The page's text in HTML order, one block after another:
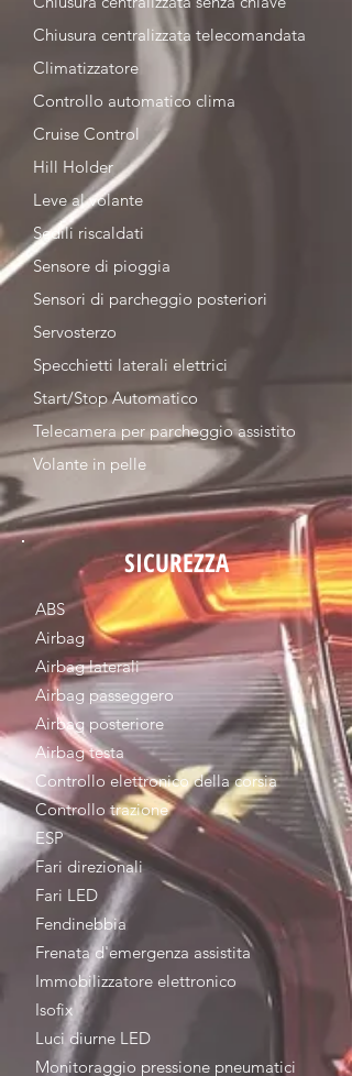
Chiusura centralizzata telecomandata
Climatizzatore
Controllo automatico clima
Cruise Control
Hill Holder
Leve al volante
Sedili riscaldati
Sensore di pioggia
Sensori di parcheggio posteriori
Servosterzo
Specchietti laterali elettrici
Start/Stop Automatico
Telecamera per parcheggio assistito
Volante in pelle
SICUREZZA
ABS
Airbag
Airbag laterali
Airbag passeggero
Airbag posteriore
Airbag testa
Controllo elettronico della corsia
Controllo trazione
ESP
Fari direzionali
Fari LED
Fendinebbia
Frenata d'emergenza assistita
Immobilizzatore elettronico
Isofix
Luci diurne LED
Monitoraggio pressione pneumatici